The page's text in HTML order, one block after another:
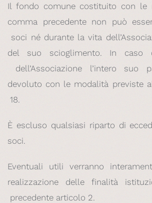
Il fondo comune costituito con le
comma precedente non può
soci né durante la vita
del suo scioglimento. In caso
dell’Associazione l’intero suo
devoluto con le modalità previste
18.
È escluso qualsiasi riparto di
soci.
Eventuali utili verranno
realizzazione delle finalità
precedente articolo 2.